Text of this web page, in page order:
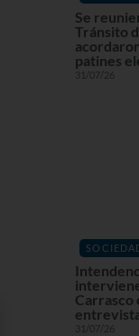
Se
Tránsito
patines
31/07/26
Carrasco
31/07/26